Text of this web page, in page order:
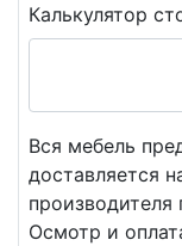
Калькулятор
Вся мебель
доставляется
производителя
Осмотр и